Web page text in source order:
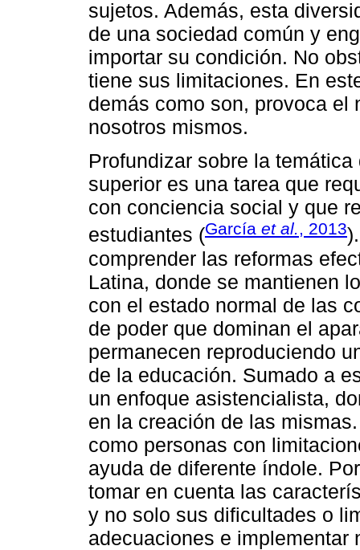
sujetos. Además, esta
de una sociedad común y
importar su condición. No
tiene sus limitaciones. En
demás como son, provoca el
nosotros mismos.
Profundizar sobre la
superior es una tarea que
con conciencia social y que
estudiantes (García et al., 2013
comprender las reformas
Latina, donde se mantienen
con el estado normal de las
de poder que dominan el
permanecen reproduciendo
de la educación. Sumado a
un enfoque asistencialista,
en la creación de las
como personas con
ayuda de diferente índole.
tomar en cuenta las
y no solo sus dificultades o
adecuaciones e implementar